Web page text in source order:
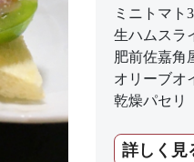
ミニトマト
生ハムスラ
肥前佐嘉角
オリーブ
乾燥パセリ
詳しく見